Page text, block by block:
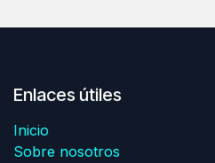
Enlaces útiles
Inicio
Sobre nosotros